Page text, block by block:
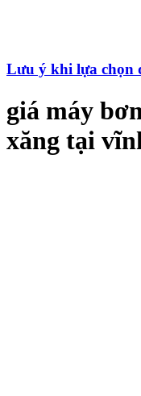
Lưu ý khi lựa chọn
giá máy
xăng tại